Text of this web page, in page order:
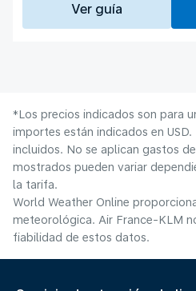
Ver guía
*Los precios indicados son para
importes están indicados en
incluidos. No se aplican gastos
mostrados pueden variar
la tarifa.
World Weather Online
meteorológica. Air France-KLM
fiabilidad de estos datos.